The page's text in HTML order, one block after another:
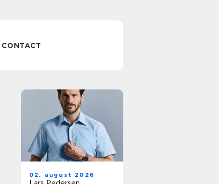
CONTACT
02. august 2026